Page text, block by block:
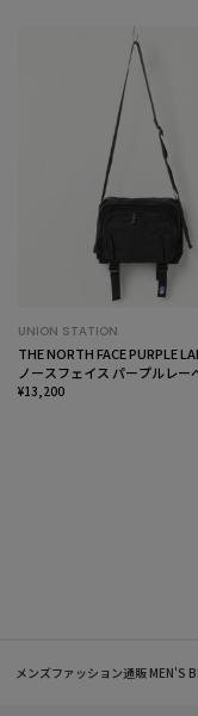
UNION STATION
THE NORTH FACE PURPLE
ノースフェイス パープルレー
CORDURA ナイロン ショルダ
¥13,200
メンズファッション通販 MEN'S